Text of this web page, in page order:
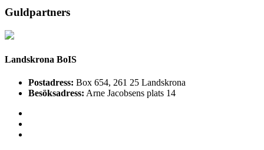
Guldpartners
Landskrona BoIS
Postadress: Box 654, 261 25 Landskrona
Besöksadress: Arne Jacobsens plats 14